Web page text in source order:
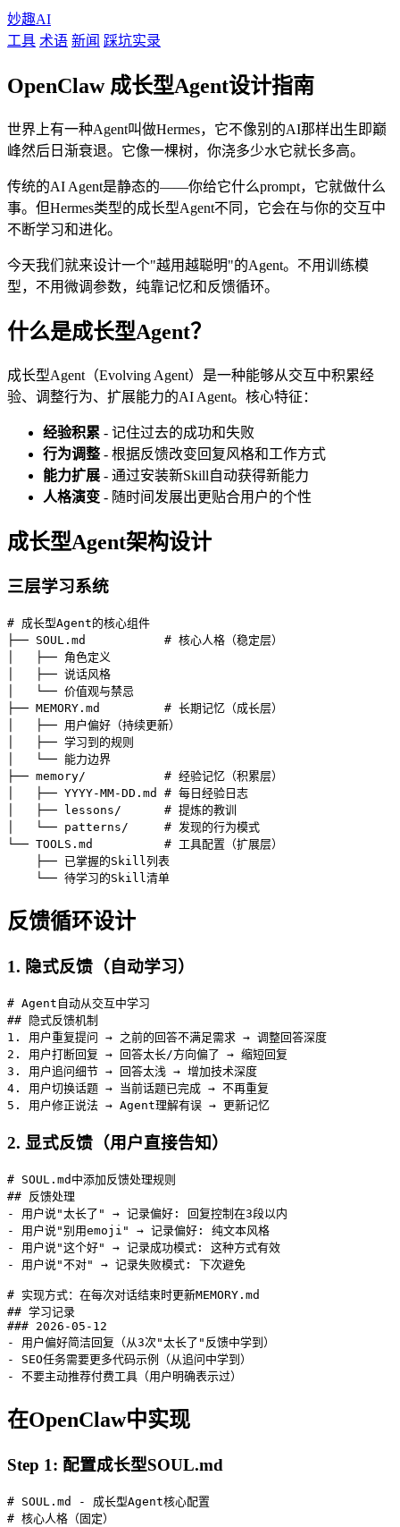
妙趣AI
工具 术语 新闻 踩坑实录
OpenClaw 成长型Agent设计指南
世界上有一种Agent叫做Hermes，它不像别的AI那样出生即巅
峰然后日渐衰退。它像一棵树，你浇多少水它就长多高。
传统的AI Agent是静态的——你给它什么prompt，它就做什么
事。但Hermes类型的成长型Agent不同，它会在与你的交互中
不断学习和进化。
今天我们就来设计一个"越用越聪明"的Agent。不用训练模
型，不用微调参数，纯靠记忆和反馈循环。
什么是成长型Agent？
成长型Agent（Evolving Agent）是一种能够从交互中积累经
验、调整行为、扩展能力的AI Agent。核心特征：
经验积累 - 记住过去的成功和失败
行为调整 - 根据反馈改变回复风格和工作方式
能力扩展 - 通过安装新Skill自动获得新能力
人格演变 - 随时间发展出更贴合用户的个性
成长型Agent架构设计
三层学习系统
# 成长型Agent的核心组件
├── SOUL.md           # 核心人格（稳定层）
│   ├── 角色定义
│   ├── 说话风格
│   └── 价值观与禁忌
├── MEMORY.md         # 长期记忆（成长层）
│   ├── 用户偏好（持续更新）
│   ├── 学习到的规则
│   └── 能力边界
├── memory/           # 经验记忆（积累层）
│   ├── YYYY-MM-DD.md # 每日经验日志
│   ├── lessons/      # 提炼的教训
│   └── patterns/     # 发现的行为模式
└── TOOLS.md          # 工具配置（扩展层）
    ├── 已掌握的Skill列表
    └── 待学习的Skill清单
反馈循环设计
1. 隐式反馈（自动学习）
# Agent自动从交互中学习
## 隐式反馈机制
1. 用户重复提问 → 之前的回答不满足需求 → 调整回答深度
2. 用户打断回复 → 回答太长/方向偏了 → 缩短回复
3. 用户追问细节 → 回答太浅 → 增加技术深度
4. 用户切换话题 → 当前话题已完成 → 不再重复
5. 用户修正说法 → Agent理解有误 → 更新记忆
2. 显式反馈（用户直接告知）
# SOUL.md中添加反馈处理规则
## 反馈处理
- 用户说"太长了" → 记录偏好: 回复控制在3段以内
- 用户说"别用emoji" → 记录偏好: 纯文本风格
- 用户说"这个好" → 记录成功模式: 这种方式有效
- 用户说"不对" → 记录失败模式: 下次避免
# 实现方式：在每次对话结束时更新MEMORY.md
## 学习记录
### 2026-05-12
- 用户偏好简洁回复（从3次"太长了"反馈中学到）
- SEO任务需要更多代码示例（从追问中学到）
- 不要主动推荐付费工具（用户明确表示过）
在OpenClaw中实现
Step 1: 配置成长型SOUL.md
# SOUL.md - 成长型Agent核心配置
# 核心人格（固定）